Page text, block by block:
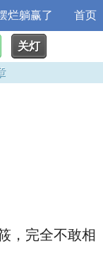
烂躺赢了 首页
关灯
完全不敢相